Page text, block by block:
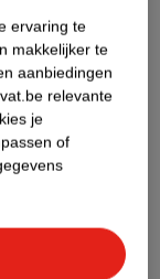
Nature
ervaring te
makkelijker te
aanbiedingen
relevante
je
of